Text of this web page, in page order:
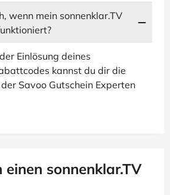
wenn mein sonnenklar.TV
Einlösung deines
kannst du dir die
der Savoo Gutschein Experten
sonnenklar.TV